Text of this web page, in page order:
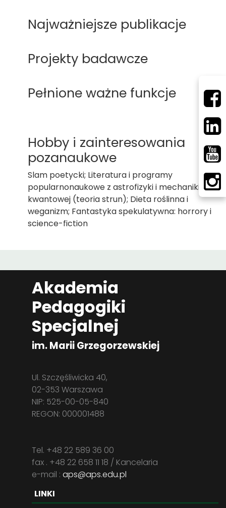
Najważniejsze publikacje
Projekty badawcze
Pełnione ważne funkcje
Hobby i zainteresowania
pozanaukowe
Slam poetycki; Literatura i programy
popularnonaukowe z astrofizyki i mechaniki
kwantowej (teoria strun); Dieta roślinna i
weganizm; Fantastyka spekulatywna: horrory i
science-fiction
Akademia
Pedagogiki
Specjalnej
im. Marii Grzegorzewskiej
Ul. Szczęśliwicka 40,
02-353 Warszawa
NIP: 525-00-05-840
REGON: 000001488
Tel. +48 22 589 36 00
fax . +48 22 658 11 18 / Kancelaria
e-mail : aps@aps.edu.pl
LINKI